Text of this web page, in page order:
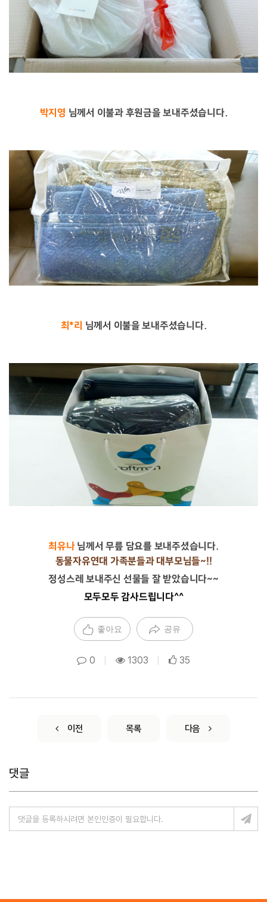
박지영 님께서 이불과 후원금을 보내주셨습니다.
최*리 님께서 이불을 보내주셨습니다.
최유나 님께서 무릎 담요를 보내주셨습니다.
동물자유연대 가족분들과 대부모님들~!!
정성스레 보내주신 선물들 잘 받았습니다~~
모두모두 감사드립니다^^
좋아요 공유
0 1303 35
이전 목록 다음
댓글